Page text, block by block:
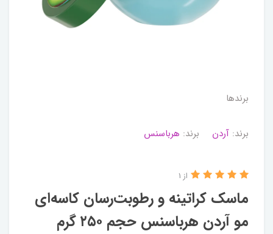
برندها
برند: آردن برند: هرباسنس
ماسک کراتینه و رطوبت‌رسان کاسه‌ای
مو آردن هرباسنس حجم ۲۵۰ گرم
از 1